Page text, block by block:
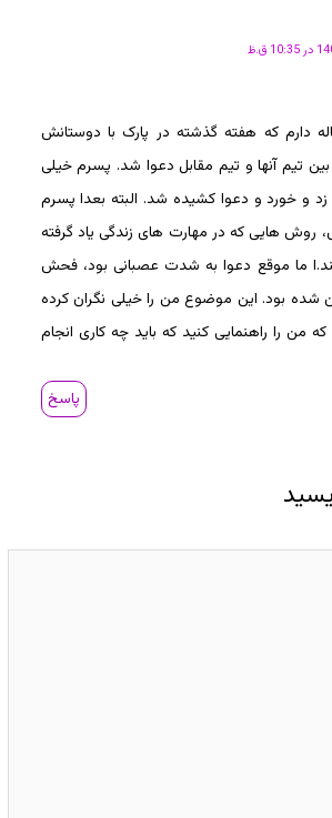
پسر 10 ساله دارم که هفته گذشته در پارک با دوستانش
بین تیم آنها و تیم مقابل دعوا شد. پسرم خیلی
و خورد و دعوا کشیده شد. البته بعدا پسرم
روش هایی که در مهارت های زندگی یاد گرفته
ما موقع دعوا به شدت عصبانی بود، فحش
شده بود. این موضوع من را خیلی نگران کرده
را راهنمایی کنید که باید چه کاری انجام
پاسخ